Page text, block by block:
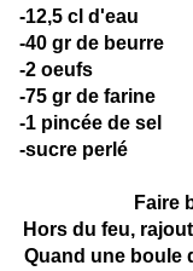
-12,5 cl d'eau
-40 gr de beurre
-2 oeufs
-75 gr de farine
-1 pincée de sel
-sucre perlé
Faire
Hors du feu,
Quand une boule